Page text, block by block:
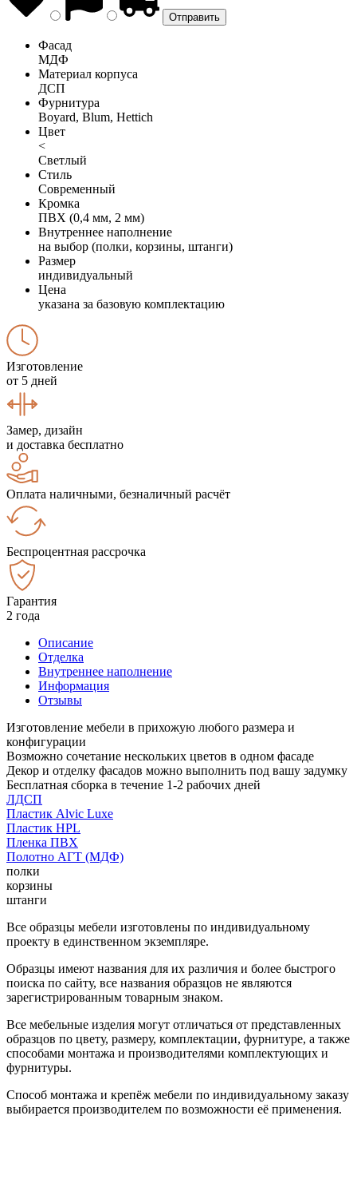
Фасад
МДФ
Материал корпуса
ДСП
Фурнитура
Boyard, Blum, Hettich
Цвет
<
Светлый
Стиль
Современный
Кромка
ПВХ (0,4 мм, 2 мм)
Внутреннее наполнение
на выбор (полки, корзины, штанги)
Размер
индивидуальный
Цена
указана за базовую комплектацию
Изготовление
от 5 дней
Замер, дизайн
и доставка бесплатно
Оплата наличными, безналичный расчёт
Беспроцентная рассрочка
Гарантия
2 года
Описание
Отделка
Внутреннее наполнение
Информация
Отзывы
Изготовление мебели в прихожую любого размера и
конфигурации
Возможно сочетание нескольких цветов в одном фасаде
Декор и отделку фасадов можно выполнить под вашу задумку
Бесплатная сборка в течение 1-2 рабочих дней
ЛДСП
Пластик Alvic Luxe
Пластик HPL
Пленка ПВХ
Полотно АГТ (МДФ)
полки
корзины
штанги
Все образцы мебели изготовлены по индивидуальному
проекту в единственном экземпляре.
Образцы имеют названия для их различия и более быстрого
поиска по сайту, все названия образцов не являются
зарегистрированным товарным знаком.
Все мебельные изделия могут отличаться от представленных
образцов по цвету, размеру, комплектации, фурнитуре, а также
способами монтажа и производителями комплектующих и
фурнитуры.
Способ монтажа и крепёж мебели по индивидуальному заказу
выбирается производителем по возможности её применения.